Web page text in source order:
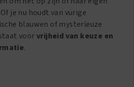
je nu houdt van vurige
blauwen of mysterieuze
voorvrijheid van keuze en
.